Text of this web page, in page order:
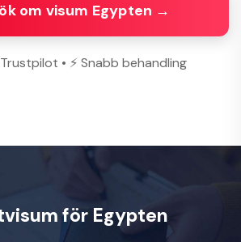
om visum Egypten →
• ⚡ Snabb behandling
för Egypten